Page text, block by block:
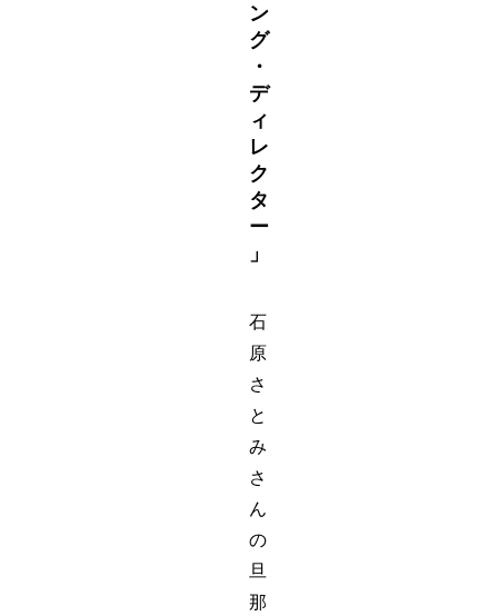
ン
グ
・
デ
ィ
レ
ク
タ
ー
」
石
原
さ
と
み
さ
ん
の
旦
那